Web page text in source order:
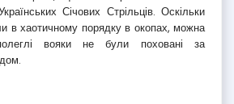
Січових Стрільців. Оскільки
в хаотичному порядку в окопах, можна
вояки не були поховані за